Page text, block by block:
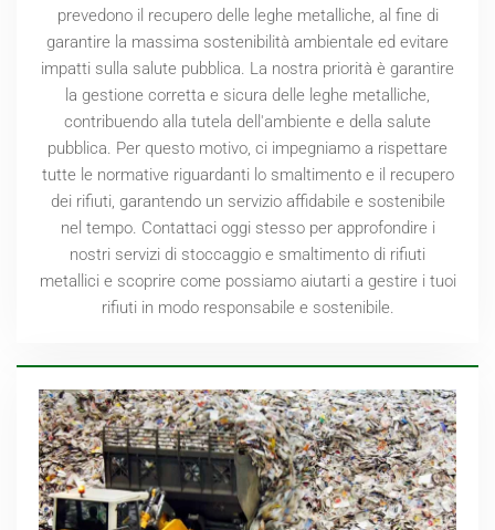
prevedono il recupero delle leghe metalliche, al fine di
garantire la massima sostenibilità ambientale ed evitare
impatti sulla salute pubblica. La nostra priorità è garantire
la gestione corretta e sicura delle leghe metalliche,
contribuendo alla tutela dell'ambiente e della salute
pubblica. Per questo motivo, ci impegniamo a rispettare
tutte le normative riguardanti lo smaltimento e il recupero
dei rifiuti, garantendo un servizio affidabile e sostenibile
nel tempo. Contattaci oggi stesso per approfondire i
nostri servizi di stoccaggio e smaltimento di rifiuti
metallici e scoprire come possiamo aiutarti a gestire i tuoi
rifiuti in modo responsabile e sostenibile.